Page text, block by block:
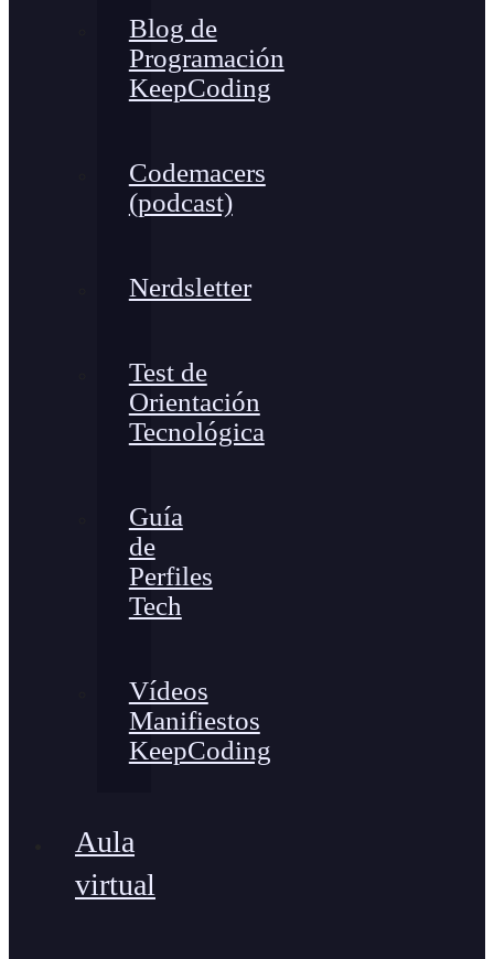
Blog de
Programación
KeepCoding
Codemacers
(podcast)
Nerdsletter
Test de
Orientación
Tecnológica
Guía
de
Perfiles
Tech
Vídeos
Manifiestos
KeepCoding
Aula
virtual